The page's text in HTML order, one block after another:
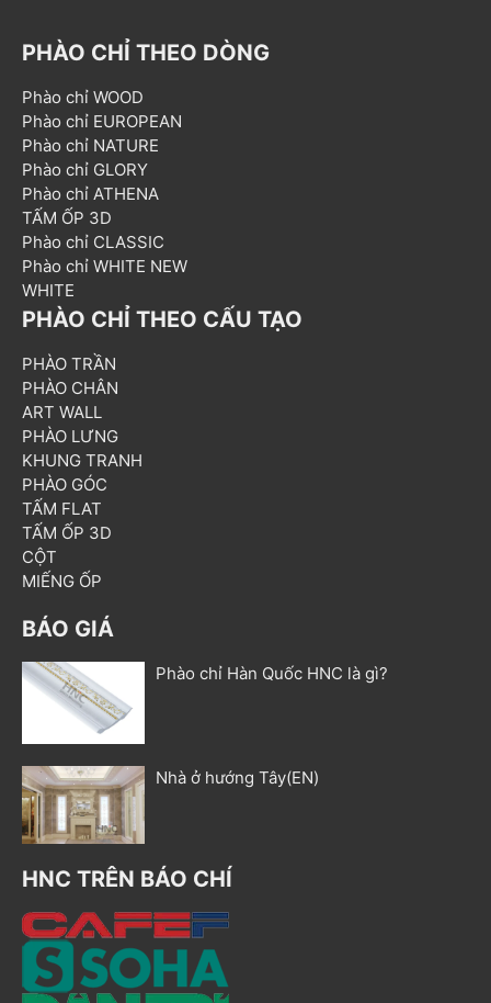
PHÀO CHỈ THEO DÒNG
Phào chỉ WOOD
Phào chỉ EUROPEAN
Phào chỉ NATURE
Phào chỉ GLORY
Phào chỉ ATHENA
TẤM ỐP 3D
Phào chỉ CLASSIC
Phào chỉ WHITE NEW
WHITE
PHÀO CHỈ THEO CẤU TẠO
PHÀO TRẦN
PHÀO CHÂN
ART WALL
PHÀO LƯNG
KHUNG TRANH
PHÀO GÓC
TẤM FLAT
TẤM ỐP 3D
CỘT
MIẾNG ỐP
BÁO GIÁ
Phào chỉ Hàn Quốc HNC là gì?
Nhà ở hướng Tây(EN)
HNC TRÊN BÁO CHÍ